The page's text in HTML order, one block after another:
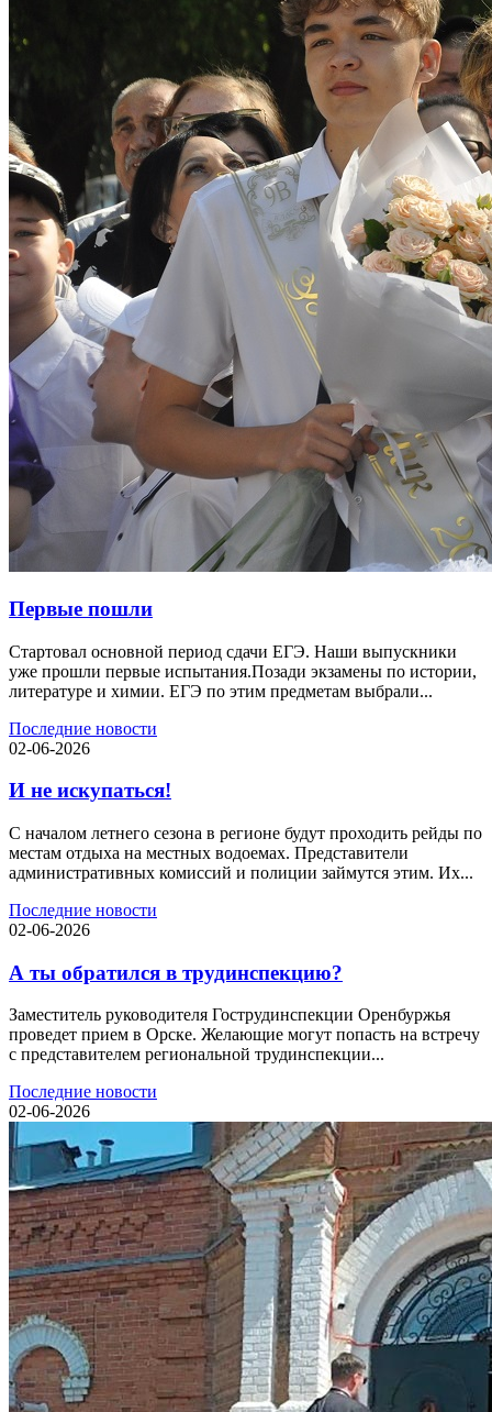
Первые пошли
Стартовал основной период сдачи ЕГЭ. Наши выпускники
уже прошли первые испытания.Позади экзамены по истории,
литературе и химии. ЕГЭ по этим предметам выбрали...
Последние новости
02-06-2026
И не искупаться!
С началом летнего сезона в регионе будут проходить рейды по
местам отдыха на местных водоемах. Представители
административных комиссий и полиции займутся этим. Их...
Последние новости
02-06-2026
А ты обратился в трудинспекцию?
Заместитель руководителя Гострудинспекции Оренбуржья
проведет прием в Орске. Желающие могут попасть на встречу
с представителем региональной трудинспекции...
Последние новости
02-06-2026